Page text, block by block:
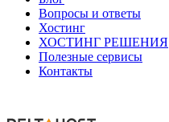
Вопросы и ответы
Хостинг
ХОСТИНГ РЕШЕНИЯ
Полезные сервисы
Контакты